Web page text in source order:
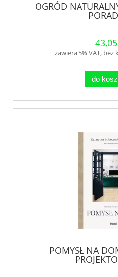
OGRÓD
43,05
zawiera 5% VAT,
do
POMYSŁ NA